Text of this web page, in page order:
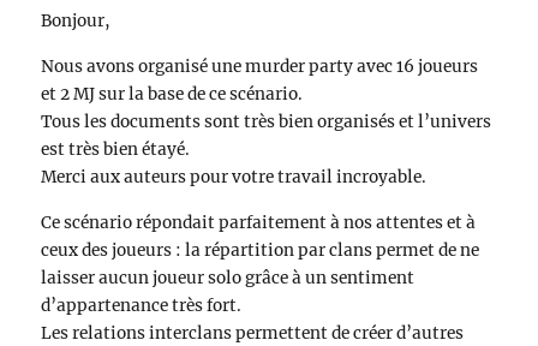
Bonjour,
Nous avons organisé une murder party avec 16 joueurs
et 2 MJ sur la base de ce scénario.
Tous les documents sont très bien organisés et l’univers
est très bien étayé.
Merci aux auteurs pour votre travail incroyable.
Ce scénario répondait parfaitement à nos attentes et à
ceux des joueurs : la répartition par clans permet de ne
laisser aucun joueur solo grâce à un sentiment
d’appartenance très fort.
Les relations interclans permettent de créer d’autres